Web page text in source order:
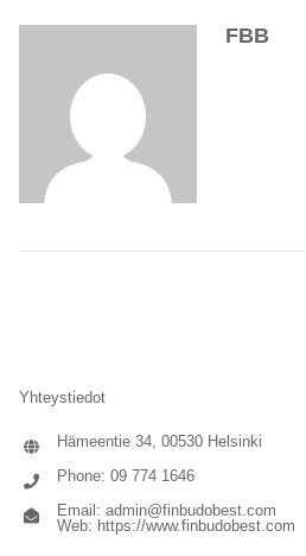
FBB
Yhteystiedot
Hämeentie 34, 00530 Helsinki
Phone: 09 774 1646
Email: admin@finbudobest.com
Web: https://www.finbudobest.com